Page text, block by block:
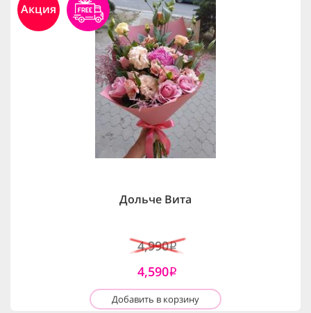
Акция
Дольче Вита
4,990i
4,590i
Добавить в корзину